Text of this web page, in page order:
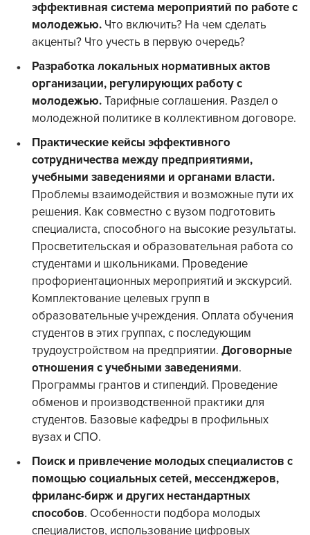
эффективная система мероприятий по работе с
молодежью. Что включить? На чем сделать
акценты? Что учесть в первую очередь?
Разработка локальных нормативных актов
организации, регулирующих работу с
молодежью. Тарифные соглашения. Раздел о
молодежной политике в коллективном договоре.
Практические кейсы эффективного
сотрудничества между предприятиями,
учебными заведениями и органами власти.
Проблемы взаимодействия и возможные пути их
решения. Как совместно с вузом подготовить
специалиста, способного на высокие результаты.
Просветительская и образовательная работа со
студентами и школьниками. Проведение
профориентационных мероприятий и экскурсий.
Комплектование целевых групп в
образовательные учреждения. Оплата обучения
студентов в этих группах, с последующим
трудоустройством на предприятии. Договорные
отношения с учебными заведениями.
Программы грантов и стипендий. Проведение
обменов и производственной практики для
студентов. Базовые кафедры в профильных
вузах и СПО.
Поиск и привлечение молодых специалистов с
помощью социальных сетей, мессенджеров,
фриланс-бирж и других нестандартных
способов. Особенности подбора молодых
специалистов, использование цифровых